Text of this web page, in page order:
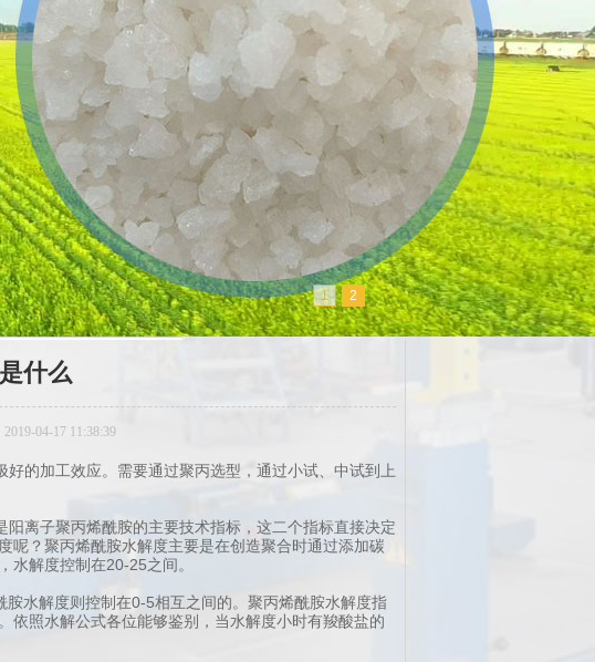
1 2
什么
04-17 11:38:39
的加工效应。需要通过聚丙选型，通过小试、中试到上
离子聚丙烯酰胺的主要技术指标，这二个指标直接决定
呢？聚丙烯酰胺水解度主要是在创造聚合时通过添加碳
水解度控制在20-25之间。
水解度则控制在0-5相互之间的。聚丙烯酰胺水解度指
依照水解公式各位能够鉴别，当水解度小时有羧酸盐的